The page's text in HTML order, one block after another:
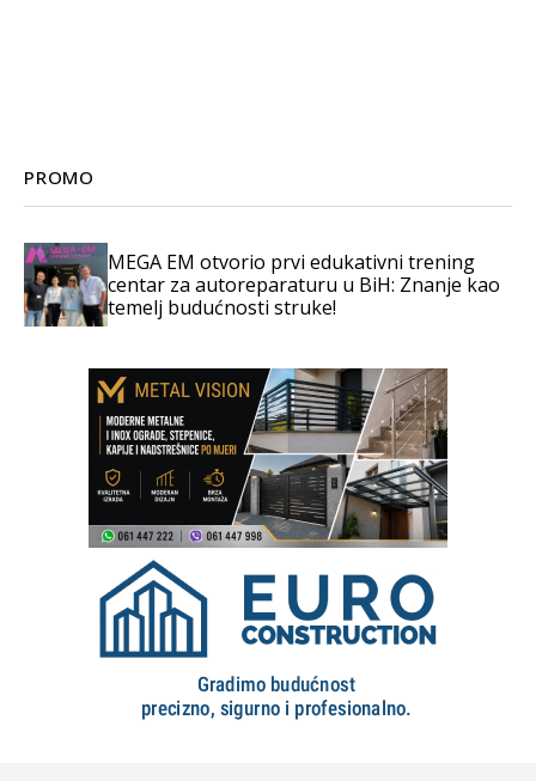
PROMO
MEGA EM otvorio prvi edukativni trening
centar za autoreparaturu u BiH: Znanje kao
temelj budućnosti struke!